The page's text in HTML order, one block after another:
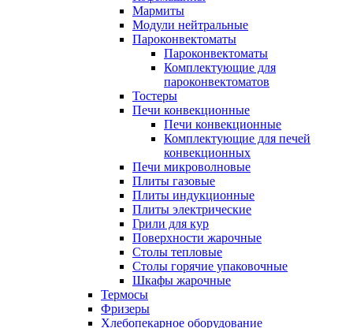
Мармиты
Модули нейтральные
Пароконвектоматы
Пароконвектоматы
Комплектующие для
пароконвектоматов
Тостеры
Печи конвекционные
Печи конвекционные
Комплектующие для печей
конвекционных
Печи микроволновые
Плиты газовые
Плиты индукционные
Плиты электрические
Грили для кур
Поверхности жарочные
Столы тепловые
Столы горячие упаковочные
Шкафы жарочные
Термосы
Фризеры
Хлебопекарное оборудование